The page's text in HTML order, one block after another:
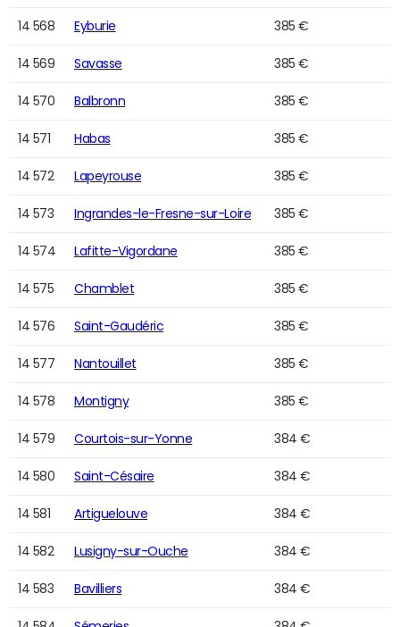
14 568 Eyburie 385 €
14 569 Savasse 385 €
14 570 Balbronn 385 €
14 571 Habas 385 €
14 572 Lapeyrouse 385 €
14 573 Ingrandes-le-Fresne-sur-Loire 385 €
14 574 Lafitte-Vigordane 385 €
14 575 Chamblet 385 €
14 576 Saint-Gaudéric 385 €
14 577 Nantouillet 385 €
14 578 Montigny 385 €
14 579 Courtois-sur-Yonne 384 €
14 580 Saint-Césaire 384 €
14 581 Artiguelouve 384 €
14 582 Lusigny-sur-Ouche 384 €
14 583 Bavilliers 384 €